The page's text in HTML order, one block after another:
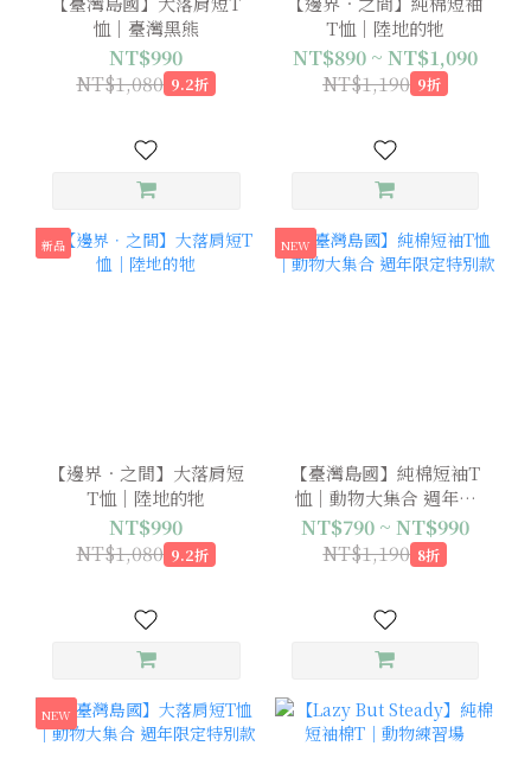
恤｜臺灣黑熊
NT$990
NT$1,080 9.2折
T恤｜陸地的牠
NT$890 ~ NT$1,090
NT$1,190 9折
新品
【邊界．之間】大落肩短
T恤｜陸地的牠
NT$990
NT$1,080 9.2折
NEW
【臺灣島國】純棉短袖T
恤｜動物大集合 週年限
定特別款
NT$790 ~ NT$990
NT$1,190 8折
NEW